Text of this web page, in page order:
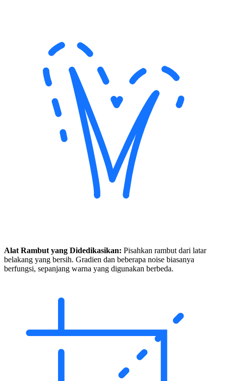
Alat Rambut yang Didedikasikan: Pisahkan rambut dari latar
belakang yang bersih. Gradien dan beberapa noise biasanya
berfungsi, sepanjang warna yang digunakan berbeda.